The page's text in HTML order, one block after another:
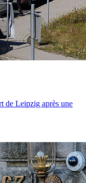
de Leipzig après une